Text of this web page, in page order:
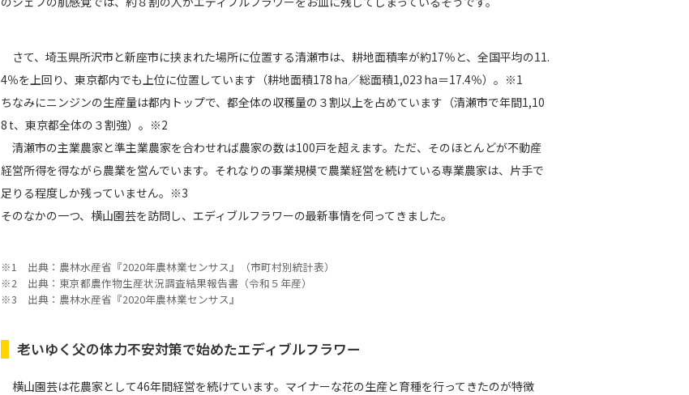
さて、埼玉県所沢市と新座市に挟まれた場所に位置する清瀬市は、耕地面積率が約17％と、全国平均の11.
4％を上回り、東京都内でも上位に位置しています（耕地面積178 ha／総面積1,023 ha＝17.4％）。※1
ちなみにニンジンの生産量は都内トップで、都全体の収穫量の３割以上を占めています（清瀬市で年間1,10
8 t、東京都全体の３割強）。※2
清瀬市の主業農家と準主業農家を合わせれば農家の数は100戸を超えます。ただ、そのほとんどが不動産
経営所得を得ながら農業を営んでいます。それなりの事業規模で農業経営を続けている専業農家は、片手で
足りる程度しか残っていません。※3
そのなかの一つ、横山園芸を訪問し、エディブルフラワーの最新事情を伺ってきました。
※1 出典：農林水産省『2020年農林業センサス』（市町村別統計表）
※2 出典：東京都農作物生産状況調査結果報告書（令和５年産）
※3 出典：農林水産省『2020年農林業センサス』
老いゆく父の体力不安対策で始めたエディブルフラワー
横山園芸は花農家として46年間経営を続けています。マイナーな花の生産と育種を行ってきたのが特徴